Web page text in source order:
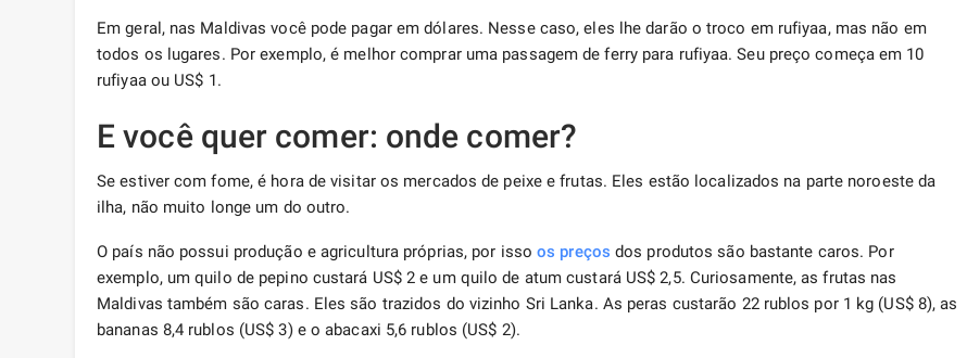
Em geral, nas Maldivas você pode pagar em dólares. Nesse caso, eles lhe darão o troco em rufiyaa, mas não em
todos os lugares. Por exemplo, é melhor comprar uma passagem de ferry para rufiyaa. Seu preço começa em 10
rufiyaa ou US$ 1.
E você quer comer: onde comer?
Se estiver com fome, é hora de visitar os mercados de peixe e frutas. Eles estão localizados na parte noroeste da
ilha, não muito longe um do outro.
O país não possui produção e agricultura próprias, por isso os preços dos produtos são bastante caros. Por
exemplo, um quilo de pepino custará US$ 2 e um quilo de atum custará US$ 2,5. Curiosamente, as frutas nas
Maldivas também são caras. Eles são trazidos do vizinho Sri Lanka. As peras custarão 22 rublos por 1 kg (US$ 8), as
bananas 8,4 rublos (US$ 3) e o abacaxi 5,6 rublos (US$ 2).